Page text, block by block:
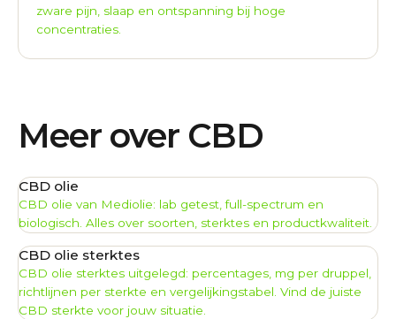
zware pijn, slaap en ontspanning bij hoge
concentraties.
Meer over CBD
CBD olie
CBD olie van Mediolie: lab getest, full-spectrum en
biologisch. Alles over soorten, sterktes en productkwaliteit.
CBD olie sterktes
CBD olie sterktes uitgelegd: percentages, mg per druppel,
richtlijnen per sterkte en vergelijkingstabel. Vind de juiste
CBD sterkte voor jouw situatie.